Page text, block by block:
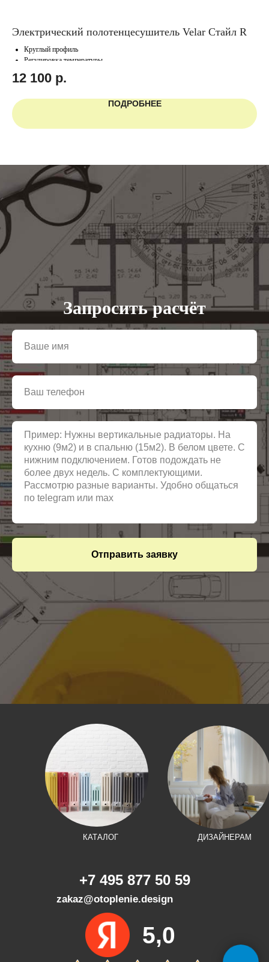
Электрический полотенцесушитель Velar Стайл R
Круглый профиль
Регулировка температуры
12 100 р.
ПОДРОБНЕЕ
Запросить расчёт
Отправить заявку
КАТАЛОГ ДИЗАЙНЕРАМ
+7 495 877 50 59
zakaz@otoplenie.design
5,0